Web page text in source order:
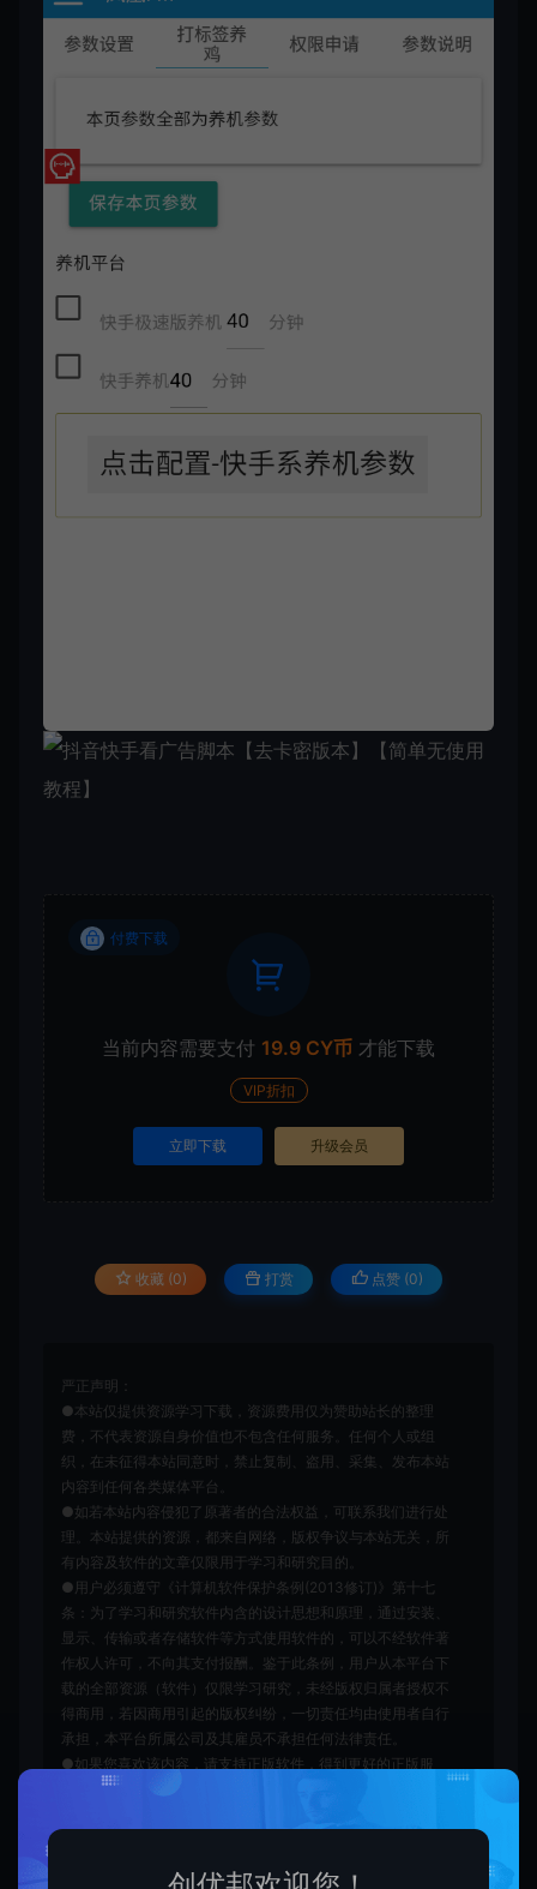
付费下载
当前内容需要支付 19.9 CY币 才能下载
VIP折扣
立即下载 升级会员
收藏 (0) 打赏 点赞 (0)
严正声明：
●本站仅提供资源学习下载，资源费用仅为赞助站长的整理
费，不代表资源自身价值也不包含任何服务。任何个人或组
织，在未征得本站同意时，禁止复制、盗用、采集、发布本站
内容到任何各类媒体平台。
●如若本站内容侵犯了原著者的合法权益，可联系我们进行处
理。本站提供的资源，都来自网络，版权争议与本站无关，所
有内容及软件的文章仅限用于学习和研究目的。
●用户必须遵守《计算机软件保护条例(2013修订)》第十七
条：为了学习和研究软件内含的设计思想和原理，通过安装、
显示、传输或者存储软件等方式使用软件的，可以不经软件著
作权人许可，不向其支付报酬。鉴于此条例，用户从本平台下
载的全部资源（软件）仅限学习研究，未经版权归属者授权不
得商用，若因商用引起的版权纠纷，一切责任均由使用者自行
承担，本平台所属公司及其雇员不承担任何法律责任。
●如果您喜欢该内容，请支持正版软件，得到更好的正版服
务。侵删请致信E-mail：cyb12340@163.com